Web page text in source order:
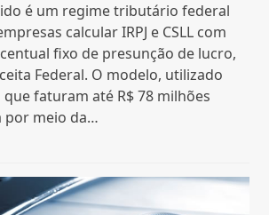
é um regime tributário federal
calcular IRPJ e CSLL com
fixo de presunção de lucro,
Federal. O modelo, utilizado
faturam até R$ 78 milhões
por meio da…